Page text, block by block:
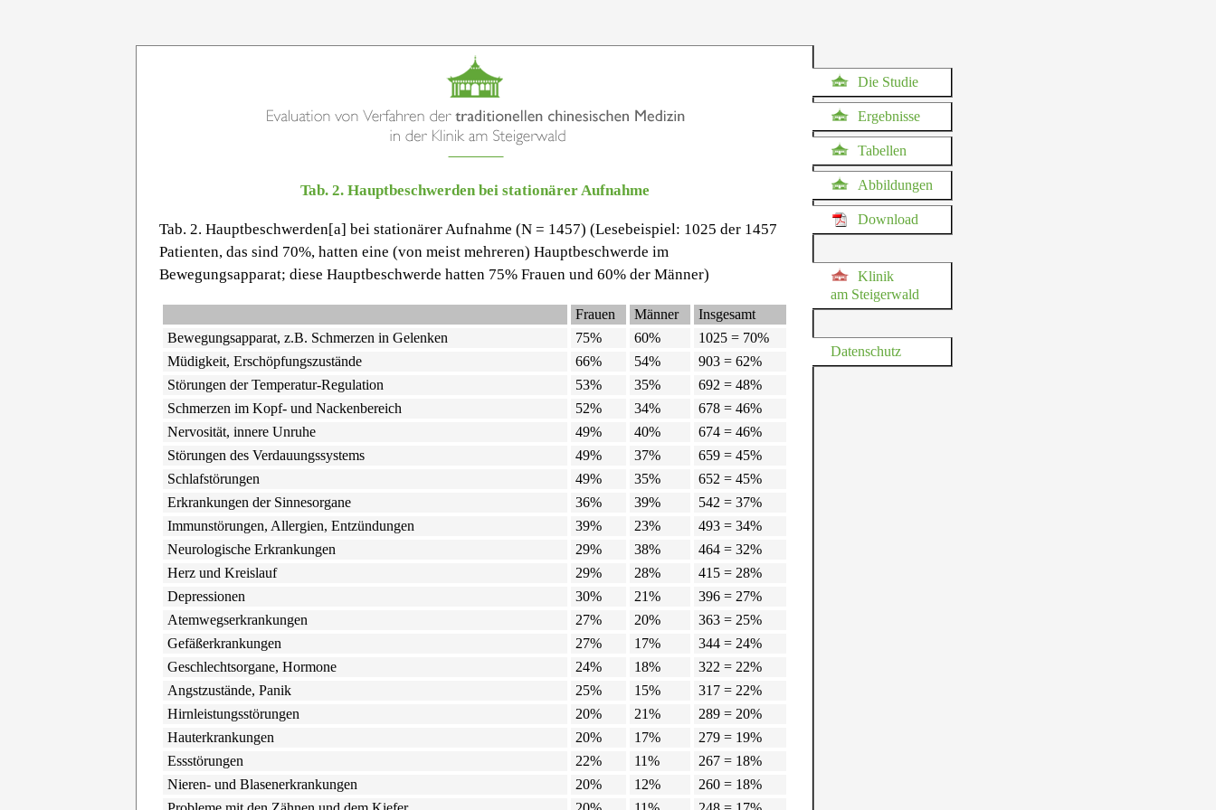
Die Studie
Ergebnisse
Tabellen
Abbildungen
Download
Klinik
am Steigerwald
Datenschutz
Tab. 2. Hauptbeschwerden bei stationärer Aufnahme
Tab. 2. Hauptbeschwerden[a] bei stationärer Aufnahme (N = 1457) (Lesebeispiel: 1025 der 1457
Patienten, das sind 70%, hatten eine (von meist mehreren) Hauptbeschwerde im
Bewegungsapparat; diese Hauptbeschwerde hatten 75% Frauen und 60% der Männer)
Frauen Männer
Insgesamt
Bewegungsapparat, z.B. Schmerzen in Gelenken
75% 60%
1025 = 70%
Müdigkeit, Erschöpfungszustände
66% 54%
903 = 62%
Störungen der Temperatur-Regulation
53% 35%
692 = 48%
Schmerzen im Kopf- und Nackenbereich
52% 34%
678 = 46%
Nervosität, innere Unruhe
49% 40%
674 = 46%
Störungen des Verdauungssystems
49% 37%
659 = 45%
Schlafstörungen
49% 35%
652 = 45%
Erkrankungen der Sinnesorgane
36% 39%
542 = 37%
Immunstörungen, Allergien, Entzündungen
39% 23%
493 = 34%
Neurologische Erkrankungen
29% 38%
464 = 32%
Herz und Kreislauf
29% 28%
415 = 28%
Depressionen
30% 21%
396 = 27%
Atemwegserkrankungen
27% 20%
363 = 25%
Gefäßerkrankungen
27% 17%
344 = 24%
Geschlechtsorgane, Hormone
24% 18%
322 = 22%
Angstzustände, Panik
25% 15%
317 = 22%
Hirnleistungsstörungen
20% 21%
289 = 20%
Hauterkrankungen
20% 17%
279 = 19%
Essstörungen
22% 11%
267 = 18%
Nieren- und Blasenerkrankungen
20% 12%
260 = 18%